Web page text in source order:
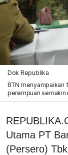
Dok Republika
BTN menyampaikan
perempuan semakin
Utama PT
(Persero)